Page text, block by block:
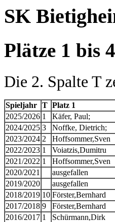
SK
Plätze 1 bis 4
Die 2. Spalte T
Spieljahr T Platz 1
2025/2026 1 Käfer, Paul;
2024/2025 3 Noffke, Dietrich;
2023/2024 2 Hoffsommer,Sven
2022/2023 1 Voiatzis,Dumitru
2021/2022 1 Hoffsommer,Sven
2020/2021
ausgefallen
2019/2020
ausgefallen
2018/2019 10 Förster,Bernhard
2017/2018 9 Förster,Bernhard
2016/2017 1 Schürmann,Dirk